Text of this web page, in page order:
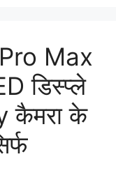
Max
डिस्प्ले
कैमरा के